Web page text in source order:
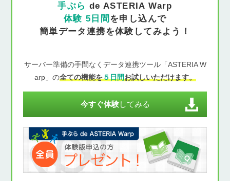
手ぶら de ASTERIA Warp
体験 5日間 を申し込んで
簡単データ連携を体験してみよう！
サーバー準備の手間なくデータ連携ツール「ASTERIA W
arp」の全ての機能を５日間お試しいただけます。
今すぐ体験してみる